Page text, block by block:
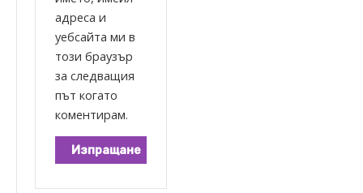
адреса и
уебсайта ми в
този браузър
за следващия
път когато
коментирам.